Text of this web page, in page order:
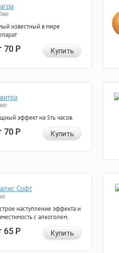
известный в мире
70Р Купить
эффект на 5ть часов.
70Р Купить
Софт
наступление эффекта и
с алкоголем.
65Р Купить